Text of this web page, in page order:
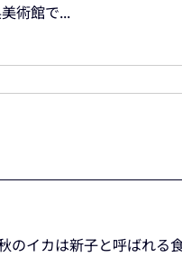
術館で...
のイカは新子と呼ばれる